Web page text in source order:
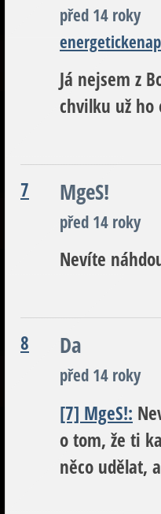
před 14 roky
Já nejsem z
chvilku už ho
7 MgeS!
před 14 roky
Nevíte
8 Da
před 14 roky
[7] MgeS!:
o tom, že ti
něco udělat,